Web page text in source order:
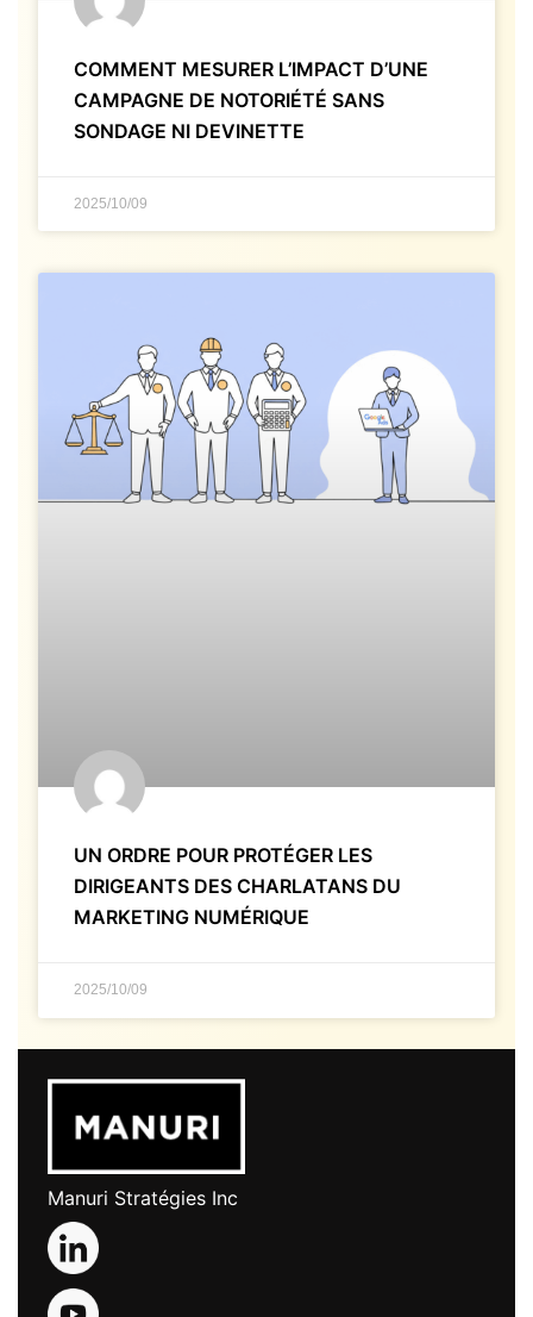
COMMENT MESURER L’IMPACT D’UNE
CAMPAGNE DE NOTORIÉTÉ SANS
SONDAGE NI DEVINETTE
2025/10/09
UN ORDRE POUR PROTÉGER LES
DIRIGEANTS DES CHARLATANS DU
MARKETING NUMÉRIQUE
2025/10/09
Manuri Stratégies Inc